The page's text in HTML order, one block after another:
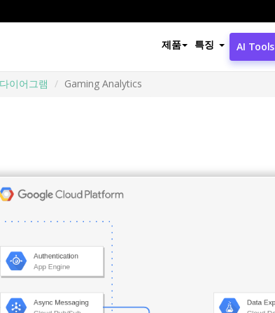
제품 특징 AI Tools
이어그램 Gaming Analytics